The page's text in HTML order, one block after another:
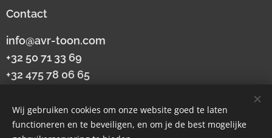
Contact
info@avr-toon.com
+32 50 71 33 69
+32 475 78 06 65
Torredreef 6A
9990 Maldegem
Wij gebruiken cookies om onze website goed te laten
functioneren en te beveiligen, en om je de best mogelijke